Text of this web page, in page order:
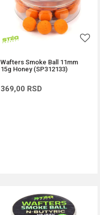
Wafters Smoke Ball 11mm
15g Honey (SP312133)
369,00 RSD